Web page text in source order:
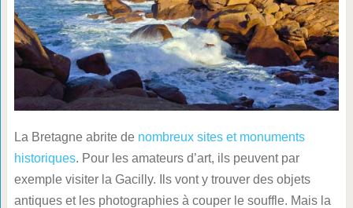
La Bretagne abrite de nombreux sites et monuments
historiques. Pour les amateurs d’art, ils peuvent par
exemple visiter la Gacilly. Ils vont y trouver des objets
antiques et les photographies à couper le souffle. Mais la